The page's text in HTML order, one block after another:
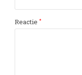
Reactie *